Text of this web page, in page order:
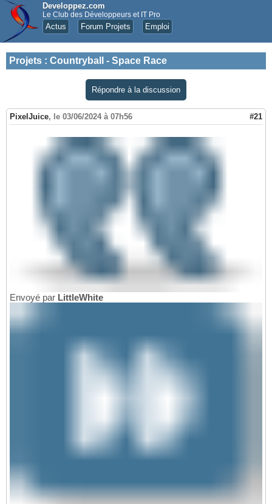
Developpez.com
Le Club des Développeurs et IT Pro
Actus Forum Projets Emploi
Projets : Countryball - Space Race
Répondre à la discussion
PixelJuice, le 03/06/2024 à 07h56 #21
Envoyé par LittleWhite